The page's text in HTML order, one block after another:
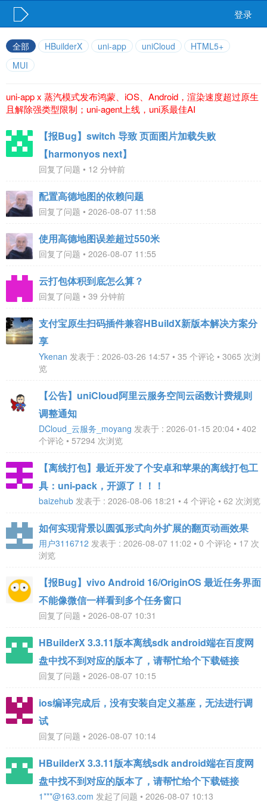
登录
全部 HBuilderX uni-app uniCloud
HTML5+
MUI
uni-app x 蒸汽模式发布鸿蒙、iOS、Android，渲染速度超过原生
且解除强类型限制；uni-agent上线，uni系最佳AI
【报Bug】switch 导致 页面图片加载失败
【harmonyos next】
回复了问题 • 12 分钟前
配置高德地图的依赖问题
回复了问题 • 2026-08-07 11:58
使用高德地图误差超过550米
回复了问题 • 2026-08-07 11:55
云打包体积到底怎么算？
回复了问题 • 39 分钟前
支付宝原生扫码插件兼容HBuildX新版本解决方案分
享
Ykenan 发表于 : 2026-03-26 14:57 • 35 个评论 • 3065 次浏
览
【公告】uniCloud阿里云服务空间云函数计费规则
调整通知
DCloud_云服务_moyang 发表于 : 2026-01-15 20:04 • 402
个评论 • 57294 次浏览
【离线打包】最近开发了个安卓和苹果的离线打包工
具：uni-pack，开源了！！！
baizehub 发表于 : 2026-08-06 18:21 • 4 个评论 • 62 次浏览
如何实现背景以圆弧形式向外扩展的翻页动画效果
用户3116712 发表于 : 2026-08-07 11:02 • 0 个评论 • 17 次
浏览
【报Bug】vivo Android 16/OriginOS 最近任务界面
不能像微信一样看到多个任务窗口
回复了问题 • 2026-08-07 10:31
HBuilderX 3.3.11版本离线sdk android端在百度网
盘中找不到对应的版本了，请帮忙给个下载链接
回复了问题 • 2026-08-07 10:15
ios编译完成后，没有安装自定义基座，无法进行调
试
回复了问题 • 2026-08-07 10:14
HBuilderX 3.3.11版本离线sdk android端在百度网
盘中找不到对应的版本了，请帮忙给个下载链接
1***@163.com 发起了问题 • 2026-08-07 10:13